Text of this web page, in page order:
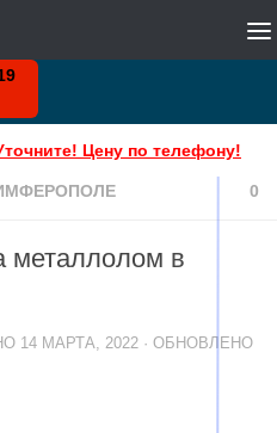
Цену по телефону!
0
металлолом в
14 МАРТА, 2022 · ОБНОВЛЕНО